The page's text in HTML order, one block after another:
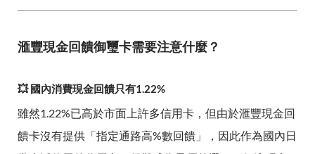
滙豐現金回饋御璽卡需要注意什麼？
💥 國內消費現金回饋只有1.22%
雖然1.22%已高於市面上許多信用卡，但由於滙豐現金回
饋卡沒有提供「指定通路高%數回饋」，因此作為國內日